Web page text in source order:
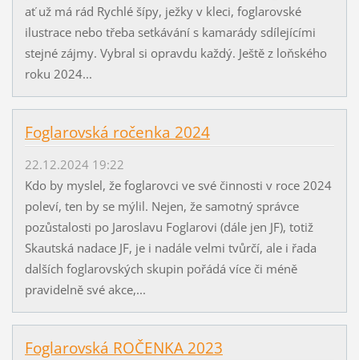
ať už má rád Rychlé šípy, ježky v kleci, foglarovské
ilustrace nebo třeba setkávání s kamarády sdílejícími
stejné zájmy. Vybral si opravdu každý. Ještě z loňského
roku 2024...
Foglarovská ročenka 2024
22.12.2024 19:22
Kdo by myslel, že foglarovci ve své činnosti v roce 2024
poleví, ten by se mýlil. Nejen, že samotný správce
pozůstalosti po Jaroslavu Foglarovi (dále jen JF), totiž
Skautská nadace JF, je i nadále velmi tvůrčí, ale i řada
dalších foglarovských skupin pořádá více či méně
pravidelně své akce,...
Foglarovská ROČENKA 2023